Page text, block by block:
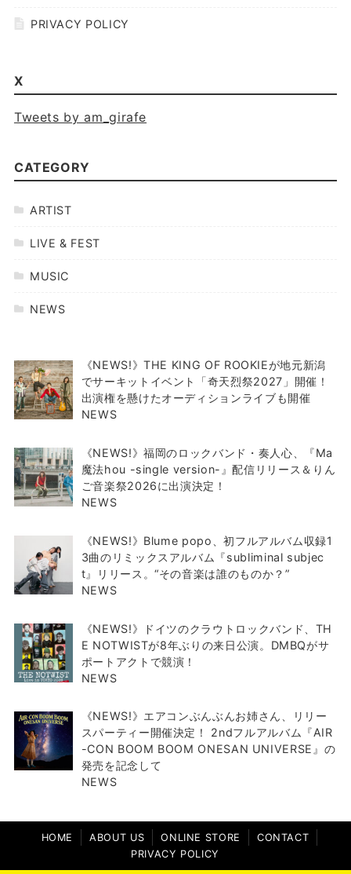
PRIVACY POLICY
X
Tweets by am_girafe
CATEGORY
ARTIST
LIVE & FEST
MUSIC
NEWS
《NEWS!》THE KING OF ROOKIEが地元新潟
でサーキットイベント「奇天烈祭2027」開催！
出演権を懸けたオーディションライブも開催
NEWS
《NEWS!》福岡のロックバンド・奏人心、『Ma
魔法hou -single version-』配信リリース＆りん
ご音楽祭2026に出演決定！
NEWS
《NEWS!》Blume popo、初フルアルバム収録1
3曲のリミックスアルバム『subliminal subjec
t』リリース。“その音楽は誰のものか？”
NEWS
《NEWS!》ドイツのクラウトロックバンド、TH
E NOTWISTが8年ぶりの来日公演。DMBQがサ
ポートアクトで競演！
NEWS
《NEWS!》エアコンぶんぶんお姉さん、リリー
スパーティー開催決定！ 2ndフルアルバム『AIR
-CON BOOM BOOM ONESAN UNIVERSE』の
発売を記念して
NEWS
HOME ABOUT US ONLINE STORE
CONTACT
PRIVACY POLICY